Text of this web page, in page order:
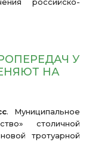
У
НА
. Муниципальное
столичной
тротуарной